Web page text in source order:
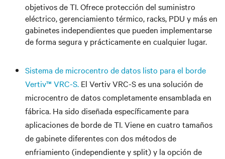
objetivos de TI. Ofrece protección del suministro
eléctrico, gerenciamiento térmico, racks, PDU y más en
gabinetes independientes que pueden implementarse
de forma segura y prácticamente en cualquier lugar.
Sistema de microcentro de datos listo para el borde
Vertiv™ VRC-S. El Vertiv VRC-S es una solución de
microcentro de datos completamente ensamblada en
fábrica. Ha sido diseñada específicamente para
aplicaciones de borde de TI. Viene en cuatro tamaños
de gabinete diferentes con dos métodos de
enfriamiento (independiente y split) y la opción de